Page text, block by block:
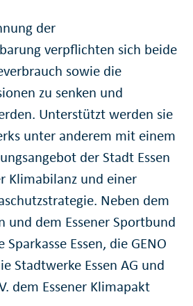
der
verpflichten sich beide
sowie die
zu senken und
Unterstützt werden sie
unter anderem mit einem
der Stadt Essen
Klimabilanz und einer
Neben dem
und dem Essener Sportbund
Essen, die GENO
Stadtwerke Essen AG und
dem Essener Klimapakt